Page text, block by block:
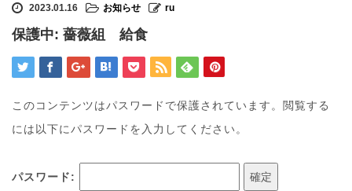
n
2023.01.16 お知らせ ru
保護中: 薔薇組 給食
このコンテンツはパスワードで保護されています。閲覧する
には以下にパスワードを入力してください。
パスワード: